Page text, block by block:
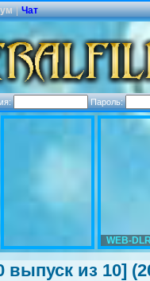
| Чат
Пароль:
WEB-
выпуск из 10]